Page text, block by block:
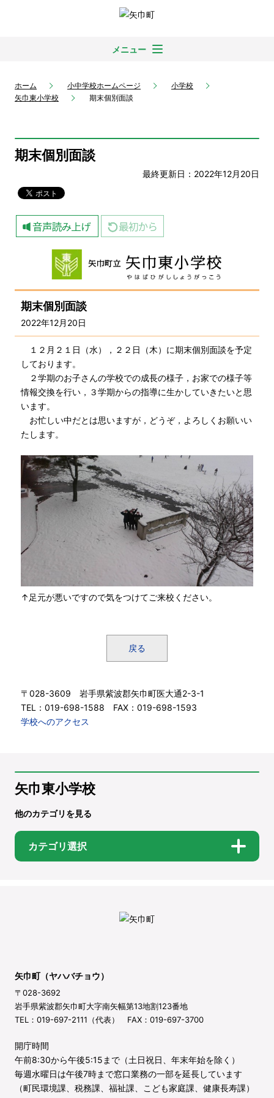
メニュー
ホーム 小中学校ホームページ
小学校
矢巾東小学校
期末個別面談
期末個別面談
最終更新日：2022年12月20日
期末個別面談
2022年12月20日
１２月２１日（水），２２日（木）に期末個別面談を予定
しております。
２学期のお子さんの学校での成長の様子，お家での様子等
情報交換を行い，３学期からの指導に生かしていきたいと思
います。
お忙しい中だとは思いますが，どうぞ，よろしくお願いい
たします。
↑足元が悪いですので気をつけてご来校ください。
戻る
〒028-3609 岩手県紫波郡矢巾町医大通2-3-1
TEL：019-698-1588 FAX：019-698-1593
学校へのアクセス
矢巾東小学校
他のカテゴリを見る
カテゴリ選択
矢巾町（ヤハバチョウ）
〒028-3692
岩手県紫波郡矢巾町大字南矢幅第13地割123番地
TEL：019-697-2111（代表） FAX：019-697-3700
開庁時間
午前8:30から午後5:15まで（土日祝日、年末年始を除く）
毎週水曜日は午後7時まで窓口業務の一部を延長しています
（町民環境課、税務課、福祉課、こども家庭課、健康長寿課）